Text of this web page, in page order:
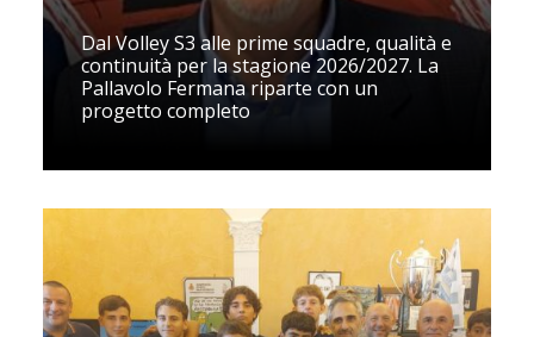
Dal Volley S3 alle prime squadre, qualità e
continuità per la stagione 2026/2027. La
Pallavolo Fermana riparte con un
progetto completo